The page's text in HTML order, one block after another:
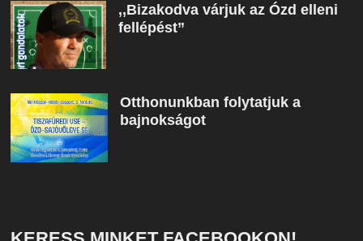
,,Bizakodva várjuk az Ózd elleni
fellépést”
Otthonunkban folytatjuk a
bajnokságot